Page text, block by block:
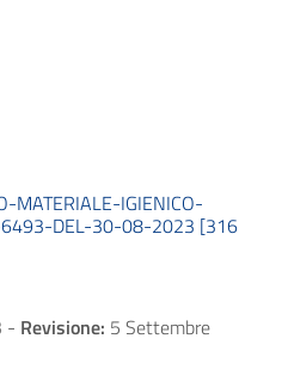
MATERIALE-IGIENICO-
6493-DEL-30-08-2023 [316
- Revisione: 5 Settembre